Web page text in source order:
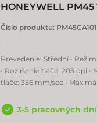
HONEYWELL PM45
Číslo produktu:
Prevedenie: Střední •
• Rozlíšenie tlače: 203 dpi
tlače: 356 mm/sec •
3-5 pracovných dní